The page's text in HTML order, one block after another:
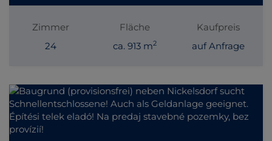
Zimmer
24
Fläche
ca. 913 m2
Kaufpreis
auf Anfrage